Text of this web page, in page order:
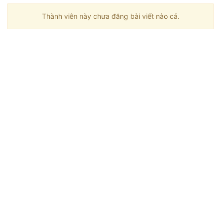
Thành viên này chưa đăng bài viết nào cả.